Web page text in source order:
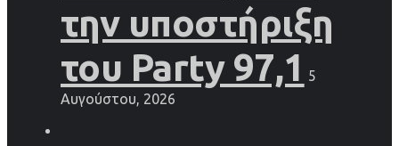
την υποστήριξη
του Party 97,1
5
Αυγούστου, 2026